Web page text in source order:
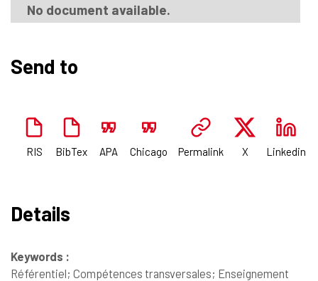
No document available.
Send to
RIS BibTex APA Chicago Permalink X Linkedin
Details
Keywords :
Référentiel; Compétences transversales; Enseignement